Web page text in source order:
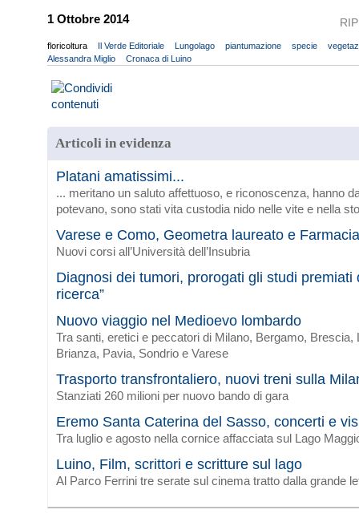
1 Ottobre 2014
floricoltura Il Verde Editoriale Lungolago piantumazione specie
Alessandra Miglio
Cronaca di Luino
Articoli in evidenza
Platani amatissimi...
... meritano un saluto affettuoso, e riconoscenza, hanno
potevano, sono stati vita custodia nido nelle vite e nella
Varese e Como, Geometra laureato e Farmacia
Nuovi corsi all’Università dell’Insubria
Diagnosi dei tumori, prorogati gli studi premiati
ricerca”
Nuovo viaggio nel Medioevo lombardo
Tra santi, eretici e peccatori di Milano, Bergamo, Brescia,
Brianza, Pavia, Sondrio e Varese
Trasporto transfrontaliero, nuovi treni sulla
Stanziati 260 milioni per nuovo bando di gara
Eremo Santa Caterina del Sasso, concerti e
Tra luglio e agosto nella cornice affacciata sul Lago
Luino, Film, scrittori e scritture sul lago
Al Parco Ferrini tre serate sul cinema tratto dalla grande